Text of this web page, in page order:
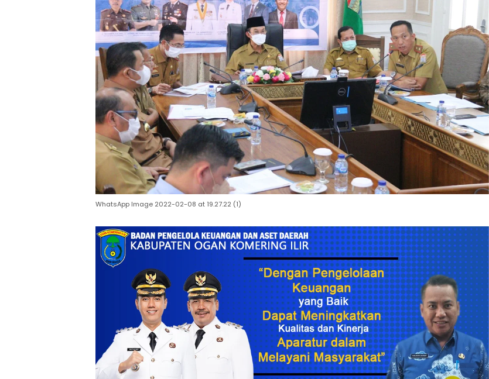
WhatsApp Image 2022-02-08 at 19.27.22 (1)